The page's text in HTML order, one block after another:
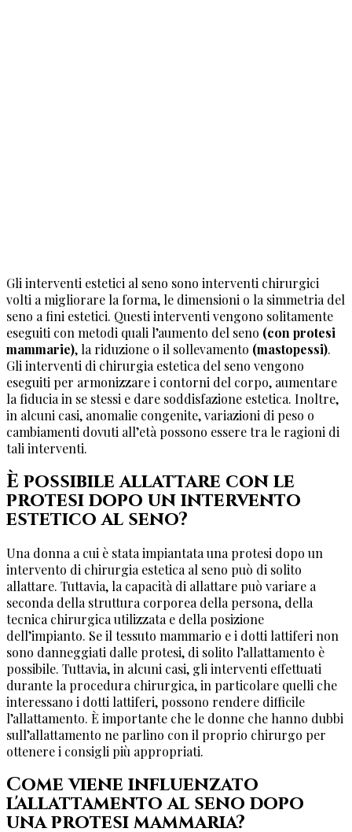
Gli interventi estetici al seno sono interventi chirurgici
volti a migliorare la forma, le dimensioni o la simmetria del
seno a fini estetici. Questi interventi vengono solitamente
eseguiti con metodi quali l’aumento del seno (con protesi
mammarie), la riduzione o il sollevamento (mastopessi).
Gli interventi di chirurgia estetica del seno vengono
eseguiti per armonizzare i contorni del corpo, aumentare
la fiducia in se stessi e dare soddisfazione estetica. Inoltre,
in alcuni casi, anomalie congenite, variazioni di peso o
cambiamenti dovuti all’età possono essere tra le ragioni di
tali interventi.
È possibile allattare con le
protesi dopo un intervento
estetico al seno?
Una donna a cui è stata impiantata una protesi dopo un
intervento di chirurgia estetica al seno può di solito
allattare. Tuttavia, la capacità di allattare può variare a
seconda della struttura corporea della persona, della
tecnica chirurgica utilizzata e della posizione
dell’impianto. Se il tessuto mammario e i dotti lattiferi non
sono danneggiati dalle protesi, di solito l’allattamento è
possibile. Tuttavia, in alcuni casi, gli interventi effettuati
durante la procedura chirurgica, in particolare quelli che
interessano i dotti lattiferi, possono rendere difficile
l’allattamento. È importante che le donne che hanno dubbi
sull’allattamento ne parlino con il proprio chirurgo per
ottenere i consigli più appropriati.
Come viene influenzato
l'allattamento al seno dopo
una protesi mammaria?